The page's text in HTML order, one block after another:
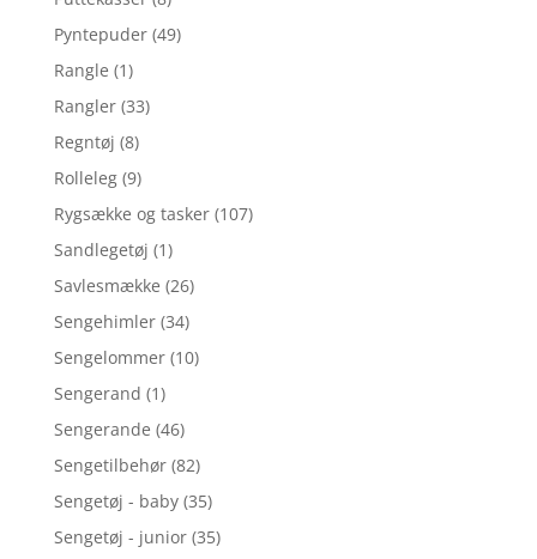
Pyntepuder (49)
Rangle (1)
Rangler (33)
Regntøj (8)
Rolleleg (9)
Rygsække og tasker (107)
Sandlegetøj (1)
Savlesmække (26)
Sengehimler (34)
Sengelommer (10)
Sengerand (1)
Sengerande (46)
Sengetilbehør (82)
Sengetøj - baby (35)
Sengetøj - junior (35)